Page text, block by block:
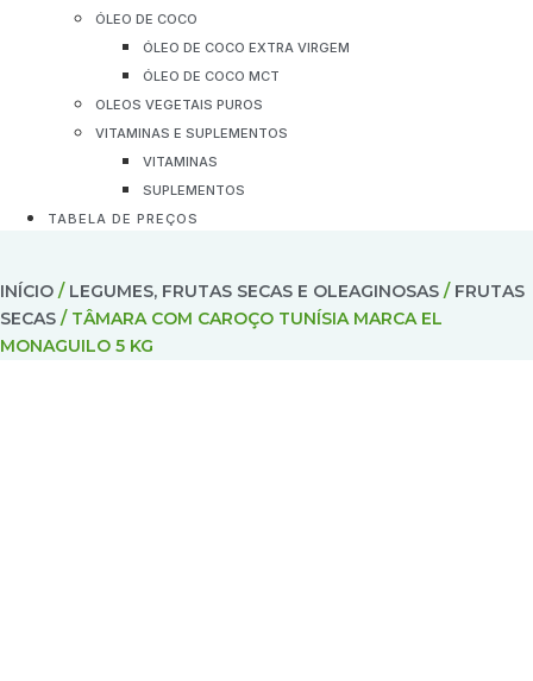
ÓLEO DE COCO
ÓLEO DE COCO EXTRA VIRGEM
ÓLEO DE COCO MCT
OLEOS VEGETAIS PUROS
VITAMINAS E SUPLEMENTOS
VITAMINAS
SUPLEMENTOS
TABELA DE PREÇOS
INÍCIO / LEGUMES, FRUTAS SECAS E OLEAGINOSAS / FRUTAS
SECAS / TÂMARA COM CAROÇO TUNÍSIA MARCA EL
MONAGUILO 5 KG